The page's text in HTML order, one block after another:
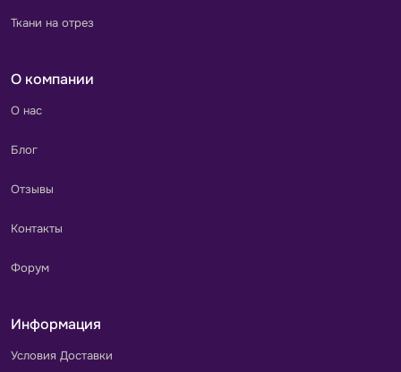
Ткани на отрез
О компании
О нас
Блог
Отзывы
Контакты
Форум
Информация
Условия Доставки